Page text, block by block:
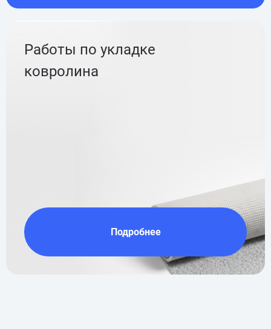
Работы по укладке
ковролина
Подробнее